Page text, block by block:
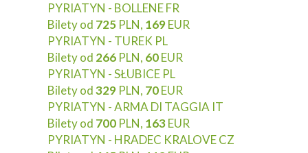
PYRIATYN - BOLLENE FR
Bilety od 725 PLN, 169EUR
PYRIATYN - TUREK PL
Bilety od 266 PLN, 60EUR
PYRIATYN - SŁUBICE PL
Bilety od329 PLN, 70EUR
PYRIATYN - ARMA DI TAGGIA IT
Bilety od 700 PLN, 163EUR
PYRIATYN - HRADEC KRALOVE CZ